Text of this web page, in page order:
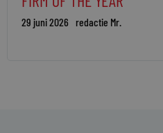
29 juni 2026 redactie Mr.